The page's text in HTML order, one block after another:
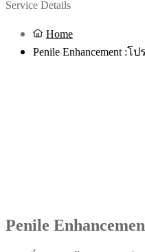
Service Details
Home
Penile Enhancement :
Penile